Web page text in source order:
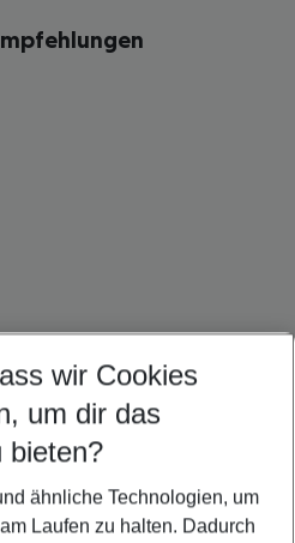
Polen Urlaub
wir Cookies
um dir das
bieten?
ähnliche Technologien, um
Laufen zu halten. Dadurch